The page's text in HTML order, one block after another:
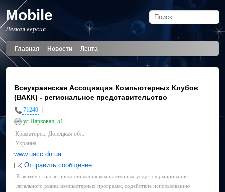
Mobile
Легкая версия
Главная Новости Лента
Всеукраинская Ассоциация Компьютерных Клубов
(ВАКК) - региональное представительство
71240
ул.Парковая, 51
Краматорск, Донецкая обл.
Украина
www.uacc.dn.ua
Отправить сообщение
Развитие отрасли предоставления компьютерных услуг, формирование
легального рынка компьютерных программ, содействие использованию